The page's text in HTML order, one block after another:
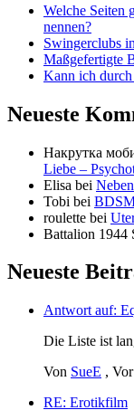
Welche Seiten
nennen?
Swingerclubs
Maßgefertigte
Kann ich durch
Neueste
Накрутка
Liebe –
Elisa bei
Tobi bei
roulette bei
Battalion 1944
Neueste
Antwort auf:
Die Liste ist
Von SueE ,
RE: Erotikfilm